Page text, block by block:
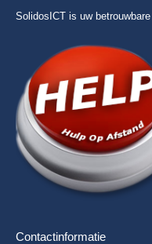
SolidosICT is uw
Contactinformatie